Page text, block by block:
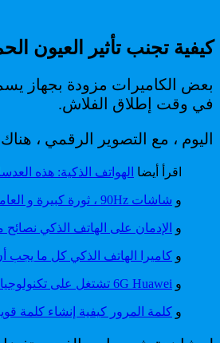
كيفية تجنب تأثير العيون
في وقت إطلاق الفلاش.
اليوم ، مع التصوير الرقمي ،
اقرأ أيضا الهواتف الذكية: هذه
و شاشات 90Hz ، ثورة كبيرة و العامل الحاسم في الهاتف المحمول مستقبلا
و الإدمان على الهاتف الذكي
و كاميرا الهاتف الذكي كل ما يجب
و 6G Huawei تشتغل على تكنولوجيا الجيل السادس إليك التفاصيل
و كلمة المرور كيفية إنشاء كلمة